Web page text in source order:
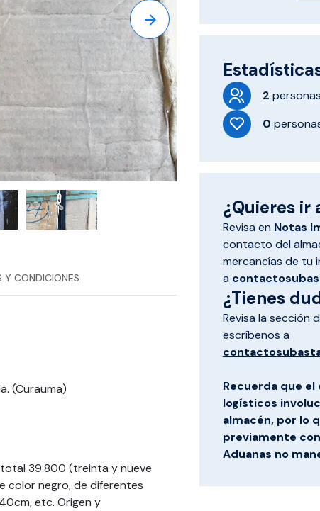
Y CONDICIONES
(Curauma)
39.800 (treinta y nueve
color negro, de diferentes
etc. Origen y
2
0
¿Quieres ir
Revisa en Notas
contacto del
mercancías de tu
a
¿Tienes
Revisa la sección
escríbenos a
Recuerda que
logísticos
almacén, por lo
previamente
Aduanas no